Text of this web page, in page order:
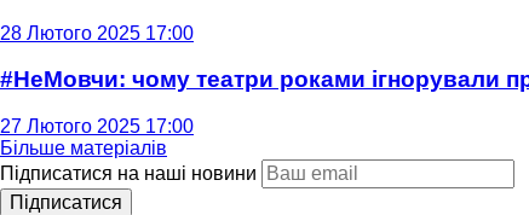
28 Лютого 2025 17:00
#НеМовчи: чому театри роками ігнорували
27 Лютого 2025 17:00
Більше матеріалів
Підписатися на наші новини
Підписатися